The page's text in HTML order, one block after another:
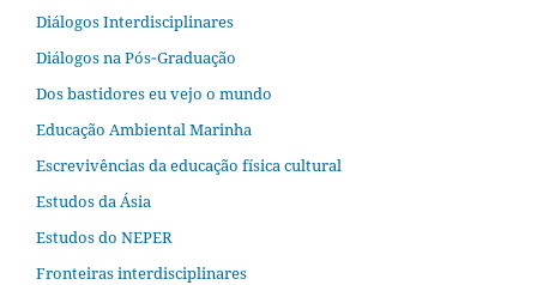
Diálogos Interdisciplinares
Diálogos na Pós‐Graduação
Dos bastidores eu vejo o mundo
Educação Ambiental Marinha
Escrevivências da educação física cultural
Estudos da Ásia​
Estudos do NEPER
Fronteiras interdisciplinares